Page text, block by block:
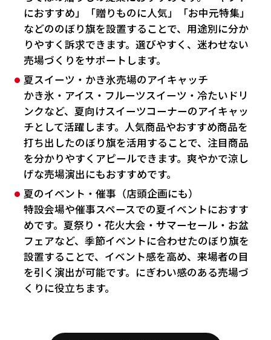
におすすめ」「贈りものに人気」「お中元特集」
などののぼり旗を設置することで、用途別に分か
りやすく訴求できます。選びやすく、迷わせない
売場づくりをサポートします。
夏スイーツ・かき氷売場のアイキャッチ
かき氷・アイス・フルーツスイーツ・冷たいドリ
ンクなど、夏向けスイーツコーナーのアイキャッ
チとして活躍します。人気商品やおすすめ商品を
打ち出したのぼり旗を活用することで、注目商品
を分かりやすくアピールできます。爽やかで涼し
げな売場演出にもおすすめです。
夏のイベント・催事（店頭企画にも）
特設会場や催事スペースでの夏イベントにおすす
めです。夏祭り・花火大会・サマーセール・お盆
フェアなど、季節イベントに合わせたのぼり旗を
設置することで、イベント感を高め、来場者の目
を引く演出が可能です。にぎわい感のある売場づ
くりに役立ちます。